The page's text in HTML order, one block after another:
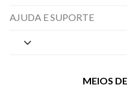
Nossas Lojas
Políticas de Privacidade
AJUDA E SUPORTE
Central de Preferências
Perguntas frequentes
MEIOS